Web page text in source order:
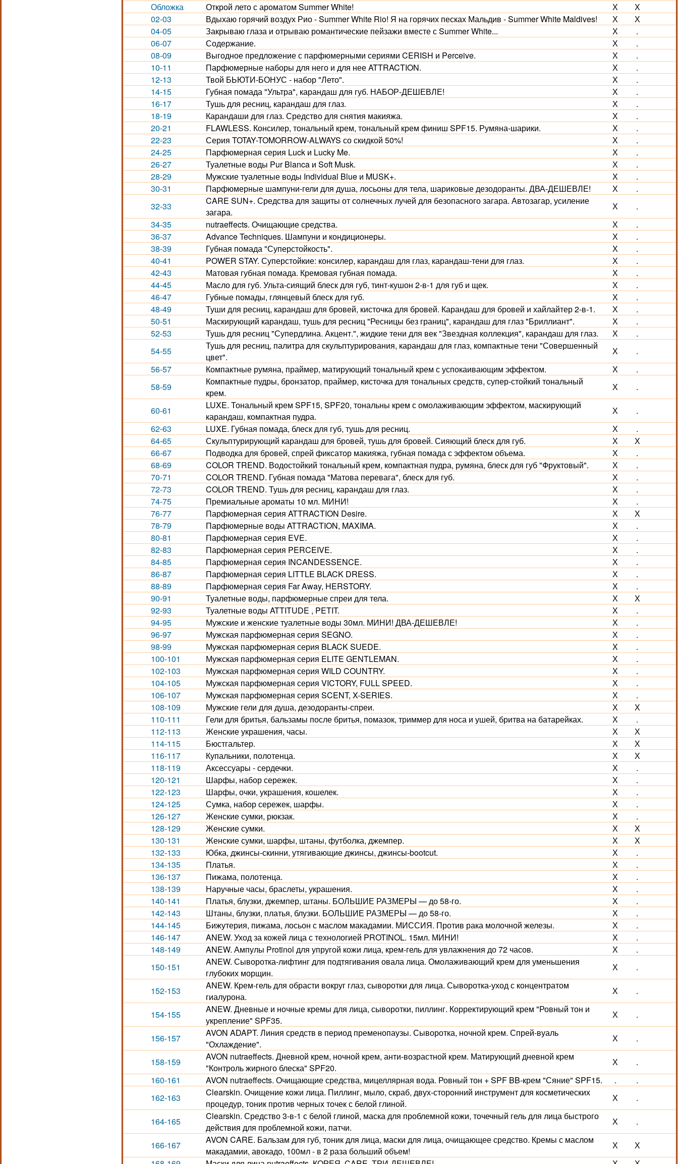
Обложка
Открой лето с ароматом Summer White! Х
Х
02-03
Вдыхаю горячий воздух Рио - Summer White Rio! Я на горячих песках Мальдив - Summer White Maldives! Х
Х
04-05
Закрываю глаза и отрываю романтические пейзажи вместе с Summer White... Х
.
06-07
Содержание. Х
.
08-09
Выгодное предложение с парфюмерными сериями CERISH и Perceive. Х
.
10-11
Парфюмерные наборы для него и для нее ATTRACTION. Х
.
12-13
Твой БЬЮТИ-БОНУС - набор "Лето". Х
.
14-15
Губная помада "Ультра", карандаш для губ. НАБОР-ДЕШЕВЛЕ! Х
.
16-17
Тушь для ресниц, карандаш для глаз. Х
.
18-19
Карандаши для глаз. Средство для снятия макияжа. Х
.
20-21
FLAWLESS. Консилер, тональный крем, тональный крем финиш SPF15. Румяна-шарики. Х
.
22-23
Серия TOTAY-TOMORROW-ALWAYS со скидкой 50%! Х
.
24-25
Парфюмерная серия Luck и Lucky Me. Х
.
26-27
Туалетные воды Pur Blanca и Soft Musk. Х
.
28-29
Мужские туалетные воды Individual Blue и MUSK+. Х
.
30-31
Парфюмерные шампуни-гели для душа, лосьоны для тела, шариковые дезодоранты. ДВА-ДЕШЕВЛЕ! Х
.
32-33
CARE SUN+. Средства для защиты от солнечных лучей для безопасного загара. Автозагар, усиление
загара.
Х
.
34-35
nutraeffects. Очищающие средства. Х
.
36-37
Advance Techniques. Шампуни и кондиционеры. Х
.
38-39
Губная помада "Суперстойкость". Х
.
40-41
POWER STAY. Суперстойкие: консилер, карандаш для глаз, карандаш-тени для глаз. Х
.
42-43
Матовая губная помада. Кремовая губная помада. Х
.
44-45
Масло для губ. Ульта-сиящий блеск для губ, тинт-кушон 2-в-1 для губ и щек. Х
.
46-47
Губные помады, глянцевый блеск для губ. Х
.
48-49
Туши для ресниц, карандаш для бровей, кисточка для бровей. Карандаш для бровей и хайлайтер 2-в-1. Х
.
50-51
Маскирующий карандаш, тушь для ресниц "Ресницы без границ", карандаш для глаз "Бриллиант". Х
.
52-53
Тушь для ресниц "Супердлина. Акцент.", жидкие тени для век "Звездная коллекция", карандаш для глаз. Х
.
54-55
Тушь для ресниц, палитра для скульптурирования, карандаш для глаз, компактные тени "Совершенный
цвет".
Х
.
56-57
Компактные румяна, праймер, матирующий тональный крем с успокаивающим эффектом. Х
.
58-59
Компактные пудры, бронзатор, праймер, кисточка для тональных средств, супер-стойкий тональный
крем.
Х .
60-61
LUXE. Тональный крем SPF15, SPF20, тональны крем с омолаживающим эффектом, маскирующий
карандаш, компактная пудра.
Х
.
62-63
LUXE. Губная помада, блеск для губ, тушь для ресниц. Х
.
64-65
Скульптурирующий карандаш для бровей, тушь для бровей. Сияющий блеск для губ. Х
Х
66-67
Подводка для бровей, спрей фиксатор макияжа, губная помада с эффектом объема. Х
.
68-69
COLOR TREND. Водостойкий тональный крем, компактная пудра, румяна, блеск для губ "Фруктовый". Х
.
70-71
COLOR TREND. Губная помада "Матова перевага", блеск для губ. Х
.
72-73
COLOR TREND. Тушь для ресниц, карандаш для глаз. Х
.
74-75
Премиальные ароматы 10 мл. МИНИ! Х
.
76-77
Парфюмерная серия ATTRACTION Desire. Х
Х
78-79
Парфюмерные воды ATTRACTION, MAXIMA. Х
.
80-81
Парфюмерная серия EVE. Х
.
82-83
Парфюмерная серия PERCEIVE. Х
.
84-85
Парфюмерная серия INCANDESSENCE. Х
.
86-87
Парфюмерная серия LITTLE BLACK DRESS. Х
.
88-89
Парфюмерная серия Far Away, HERSTORY. Х
.
90-91
Туалетные воды, парфюмерные спреи для тела. Х
Х
92-93
Туалетные воды ATTITUDE , PETIT. Х
.
94-95
Мужские и женские туалетные воды 30мл. МИНИ! ДВА-ДЕШЕВЛЕ! Х
.
96-97
Мужская парфюмерная серия SEGNO. Х
.
98-99
Мужская парфюмерная серия BLACK SUEDE. Х
.
100-101
Мужская парфюмерная серия ELITE GENTLEMAN. Х
.
102-103
Мужская парфюмерная серия WILD COUNTRY. Х
.
104-105
Мужская парфюмерная серия VICTORY, FULL SPEED. Х
.
106-107
Мужская парфюмерная серия SCENT, X-SERIES. Х
.
108-109
Мужские гели для душа, дезодоранты-спреи. Х
Х
110-111
Гели для бритья, бальзамы после бритья, помазок, триммер для носа и ушей, бритва на батарейках. Х
.
112-113
Женские украшения, часы. Х
Х
114-115
Бюстгальтер. Х
Х
116-117
Купальники, полотенца. Х
Х
118-119
Аксессуары - сердечки. Х
.
120-121
Шарфы, набор сережек. Х
.
122-123
Шарфы, очки, украшения, кошелек. Х
.
124-125
Сумка, набор сережек, шарфы. Х
.
126-127
Женские сумки, рюкзак. Х
.
128-129
Женские сумки. Х
Х
130-131
Женские сумки, шарфы, штаны, футболка, джемпер. Х
Х
132-133
Юбка, джинсы-скинни, утягивающие джинсы, джинсы-bootcut. Х
.
134-135
Платья. Х
.
136-137
Пижама, полотенца. Х
.
138-139
Наручные часы, браслеты, украшения. Х
.
140-141
Платья, блузки, джемпер, штаны. БОЛЬШИЕ РАЗМЕРЫ — до 58-го. Х
.
142-143
Штаны, блузки, платья, блузки. БОЛЬШИЕ РАЗМЕРЫ — до 58-го. Х
.
144-145
Бижутерия, пижама, лосьон с маслом макадамии. МИССИЯ. Против рака молочной железы. Х
.
146-147
ANEW. Уход за кожей лица с технологией PROTINOL. 15мл. МИНИ! Х
.
148-149
ANEW. Ампулы Protinol для упругой кожи лица, крем-гель для увлажнения до 72 часов. Х
.
150-151
ANEW. Сыворотка-лифтинг для подтягивания овала лица. Омолаживающий крем для уменьшения
глубоких морщин.
Х .
152-153
ANEW. Крем-гель для обрасти вокруг глаз, сыворотки для лица. Сыворотка-уход с концентратом
гиалурона.
Х .
154-155
ANEW. Дневные и ночные кремы для лица, сыворотки, пиллинг. Корректирующий крем "Ровный тон и
укрепление" SPF35.
Х .
156-157
AVON ADAPT. Линия средств в период пременопаузы. Сыворотка, ночной крем. Спрей-вуаль
"Охлаждение".
Х .
158-159
AVON nutraeffects. Дневной крем, ночной крем, анти-возрастной крем. Матирующий дневной крем
"Контроль жирного блеска" SPF20.
Х
.
160-161
AVON nutraeffects. Очищающие средства, мицеллярная вода. Ровный тон + SPF BB-крем "Сяние" SPF15. .
.
162-163
Clearskin. Очищение кожи лица. Пиллинг, мыло, скраб, двух-сторонний инструмент для косметических
процедур, тоник против черных точек с белой глиной.
Х .
164-165
Clearskin. Средство 3-в-1 с белой глиной, маска для проблемной кожи, точечный гель для лица быстрого
действия для проблемной кожи, патчи.
Х .
166-167
AVON CARE. Бальзам для губ, тоник для лица, маски для лица, очищающее средство. Кремы с маслом
макадамии, авокадо, 100мл - в 2 раза больший объем!
Х
Х